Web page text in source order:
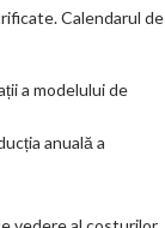
Calendarul de
a modelului de
anuală a